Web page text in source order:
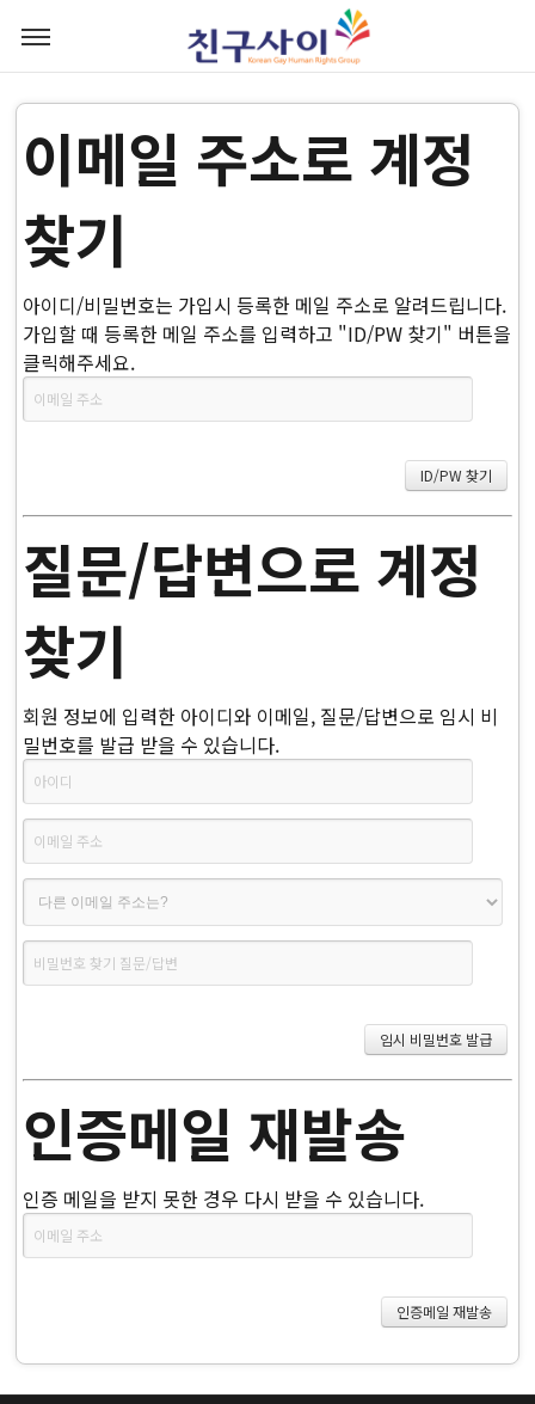
이메일 주소로 계정
찾기
아이디/비밀번호는 가입시 등록한 메일 주소로 알려드립니다.
가입할 때 등록한 메일 주소를 입력하고 "ID/PW 찾기" 버튼을
클릭해주세요.
질문/답변으로 계정
찾기
회원 정보에 입력한 아이디와 이메일, 질문/답변으로 임시 비
밀번호를 발급 받을 수 있습니다.
인증메일 재발송
인증 메일을 받지 못한 경우 다시 받을 수 있습니다.